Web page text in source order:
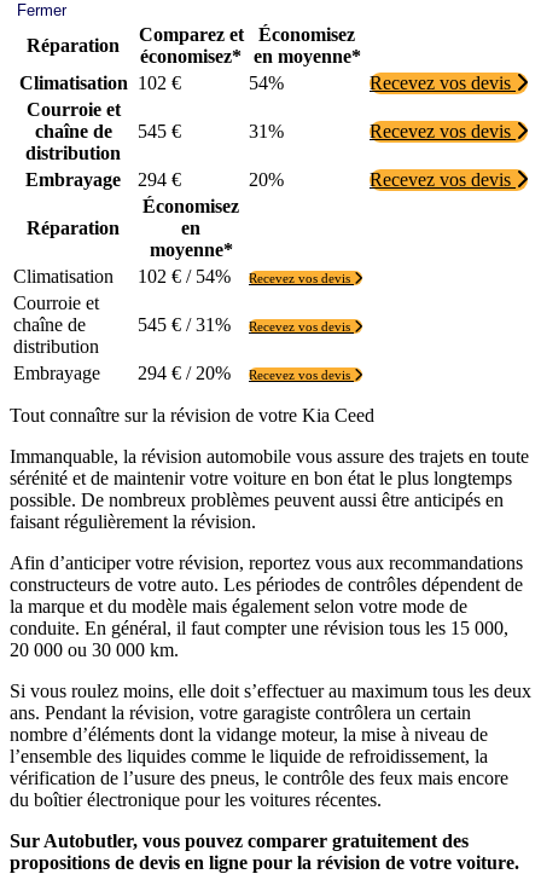
Fermer
Réparation
Comparez et
économisez*
Économisez
en moyenne*
Climatisation 102 € 54%
Recevez vos devis
Courroie et
chaîne de
distribution
545 € 31% Recevez vos devis
Embrayage 294 € 20% Recevez vos devis
Réparation
Économisez
en
moyenne*
Climatisation
102 € / 54% Recevez vos devis
Courroie et
chaîne de
distribution
545 € / 31% Recevez vos devis
Embrayage 294 € / 20% Recevez vos devis
Tout connaître sur la révision de votre Kia Ceed
Immanquable, la révision automobile vous assure des trajets en toute
sérénité et de maintenir votre voiture en bon état le plus longtemps
possible. De nombreux problèmes peuvent aussi être anticipés en
faisant régulièrement la révision.
Afin d’anticiper votre révision, reportez vous aux recommandations
constructeurs de votre auto. Les périodes de contrôles dépendent de
la marque et du modèle mais également selon votre mode de
conduite. En général, il faut compter une révision tous les 15 000,
20 000 ou 30 000 km.
Si vous roulez moins, elle doit s’effectuer au maximum tous les deux
ans. Pendant la révision, votre garagiste contrôlera un certain
nombre d’éléments dont la vidange moteur, la mise à niveau de
l’ensemble des liquides comme le liquide de refroidissement, la
vérification de l’usure des pneus, le contrôle des feux mais encore
du boîtier électronique pour les voitures récentes.
Sur Autobutler, vous pouvez comparer gratuitement des
propositions de devis en ligne pour la révision de votre voiture.